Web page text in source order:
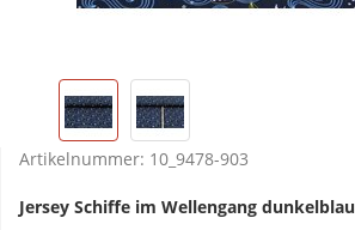
Artikelnummer: 10_9478-903
Jersey Schiffe im Wellengang dunkelblau